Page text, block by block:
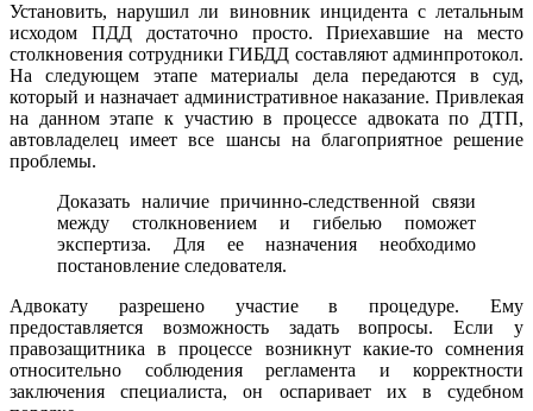
Установить, нарушил ли виновник инцидента с летальным
исходом ПДД достаточно просто. Приехавшие на место
столкновения сотрудники ГИБДД составляют админпротокол.
На следующем этапе материалы дела передаются в суд,
который и назначает административное наказание. Привлекая
на данном этапе к участию в процессе адвоката по ДТП,
автовладелец имеет все шансы на благоприятное решение
проблемы.
Доказать наличие причинно-следственной связи
между столкновением и гибелью поможет
экспертиза. Для ее назначения необходимо
постановление следователя.
Адвокату разрешено участие в процедуре. Ему
предоставляется возможность задать вопросы. Если у
правозащитника в процессе возникнут какие-то сомнения
относительно соблюдения регламента и корректности
заключения специалиста, он оспаривает их в судебном